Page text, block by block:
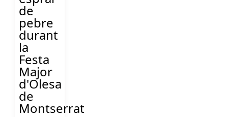
de
pebre
durant
la
Festa
Major
d'Olesa
de
Montserrat